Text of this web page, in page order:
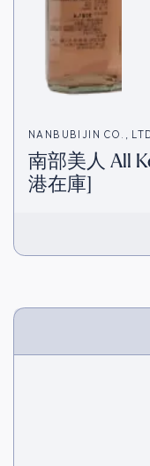
NANBUBIJIN CO.,
南部美人 All
港在庫]